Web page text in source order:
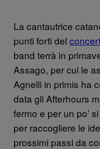
La cantautrice
punti forti del
band terrà in
Assago, per cui le
Agnelli in primis ha
data gli Afterhours
fermo e per un po’
per raccogliere le
prossimi passi da